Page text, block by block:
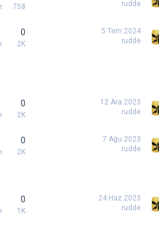
758
rudde
0
2K
5 Tem 2024
rudde
0
2K
12 Ara 2023
rudde
0
2K
7 Ağu 2023
rudde
0
1K
24 Haz 2023
rudde